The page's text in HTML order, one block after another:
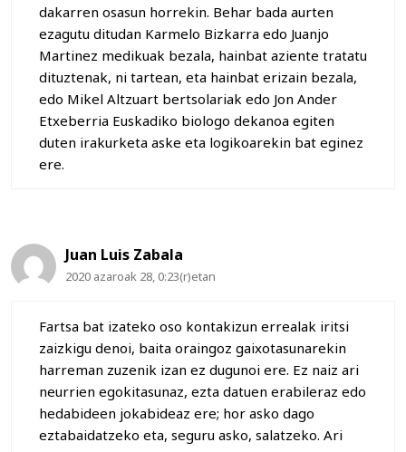
dakarren osasun horrekin. Behar bada aurten
ezagutu ditudan Karmelo Bizkarra edo Juanjo
Martinez medikuak bezala, hainbat aziente tratatu
dituztenak, ni tartean, eta hainbat erizain bezala,
edo Mikel Altzuart bertsolariak edo Jon Ander
Etxeberria Euskadiko biologo dekanoa egiten
duten irakurketa aske eta logikoarekin bat eginez
ere.
Juan Luis Zabala
2020 azaroak 28, 0:23(r)etan
Fartsa bat izateko oso kontakizun errealak iritsi
zaizkigu denoi, baita oraingoz gaixotasunarekin
harreman zuzenik izan ez dugunoi ere. Ez naiz ari
neurrien egokitasunaz, ezta datuen erabileraz edo
hedabideen jokabideaz ere; hor asko dago
eztabaidatzeko eta, seguru asko, salatzeko. Ari